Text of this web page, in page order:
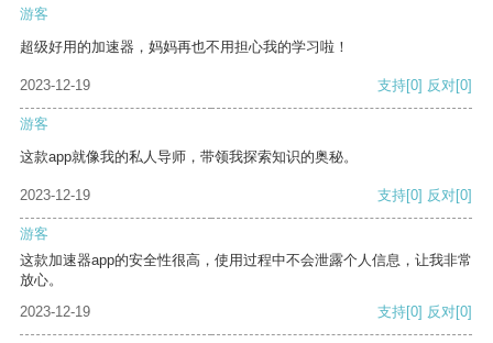
游客
超级好用的加速器，妈妈再也不用担心我的学习啦！
2023-12-19 支持[0] 反对[0]
游客
这款app就像我的私人导师，带领我探索知识的奥秘。
2023-12-19 支持[0] 反对[0]
游客
这款加速器app的安全性很高，使用过程中不会泄露个人信息，让我非常
放心。
2023-12-19
支持[0] 反对[0]